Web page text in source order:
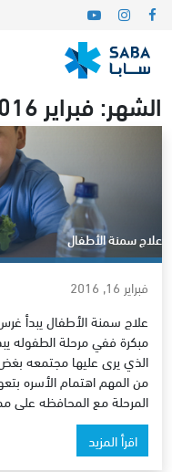
الشهر: فبراير 2016
علاج سمنة الأطفال
فبراير 16, 2016
علاج سمنة الأطفال يبدأ
مبكرة ففي مرحلة الطفوله
الذي يرى عليها مجتمعه
من المهم اهتمام الأسره
المرحلة مع المحافظه على
اقرأ المزيد